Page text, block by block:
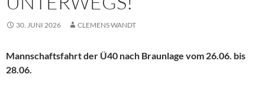
30. JUNI 2026 CLEMENS WANDT
Mannschaftsfahrt der Ü40 nach Braunlage vom 26.06. bis
28.06.